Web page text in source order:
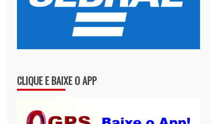
CLIQUE E BAIXE O APP